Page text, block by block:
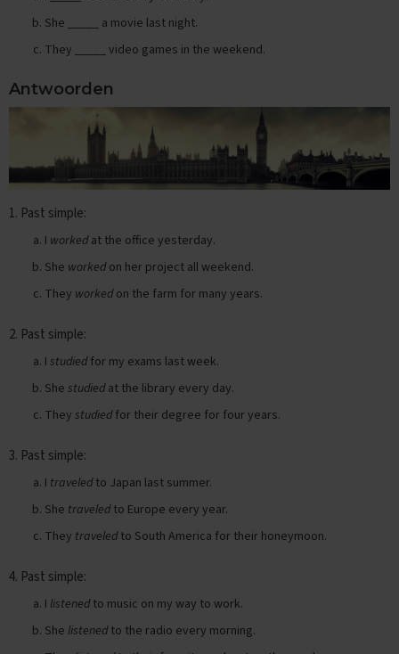
i
p
e
x
a
e
s
n
e
l
s
E
x
e
t
i
s
O
f
n
She _____ a movie last night.
They _____ video games in the weekend.
Antwoorden
1. Past simple:
I workedat the office yesterday.
She workedon her project all weekend.
They workedon the farm for many years.
2. Past simple:
I studiedfor my exams last week.
She studiedat the library every day.
They studiedfor their degree for four years.
3. Past simple:
I traveledto Japan last summer.
She traveledto Europe every year.
They traveledto South America for their honeymoon.
4. Past simple:
I listenedto music on my way to work.
She listenedto the radio every morning.